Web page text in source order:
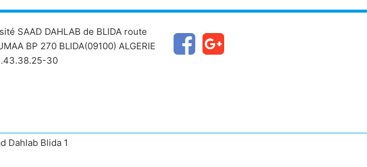
SAAD DAHLAB de BLIDA route
BP 270 BLIDA(09100) ALGERIE
30
Dahlab Blida 1